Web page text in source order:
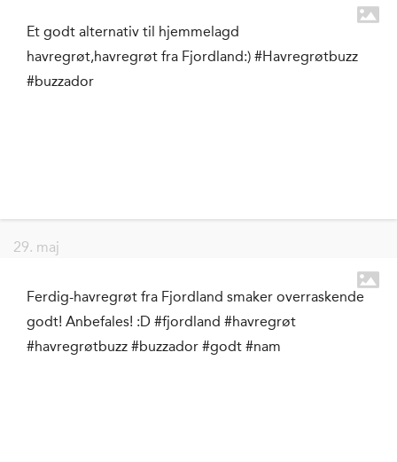
Et godt alternativ til hjemmelagd
havregrøt,havregrøt fra Fjordland:) #Havregrøtbuzz
#buzzador
29. maj
Ferdig-havregrøt fra Fjordland smaker overraskende
godt! Anbefales! :D #fjordland #havregrøt
#havregrøtbuzz #buzzador #godt #nam